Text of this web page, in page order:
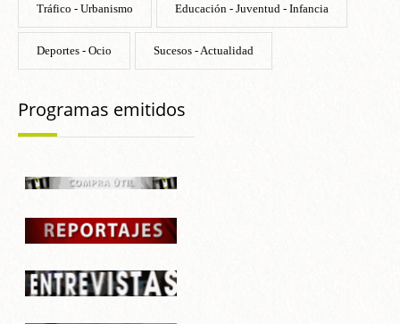
Tráfico - Urbanismo Educación - Juventud - Infancia
Deportes - Ocio Sucesos - Actualidad
Programas emitidos